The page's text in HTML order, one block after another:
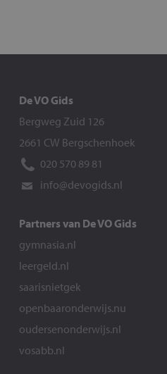
De VO Gids
Bergweg Zuid 126
2661 CW Bergschenhoek
020 570 89 81
info@devogids.nl
Partners van De VO Gids
gymnasia.nl
leergeld.nl
saarisnietgek
openbaaronderwijs.nu
oudersenonderwijs.nl
vosabb.nl